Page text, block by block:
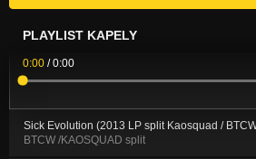
PLAYLIST KAPELY
0:00 /0:00
Sick Evolution (2013 LP split Kaosquad /
BTCW /KAOSQUAD split